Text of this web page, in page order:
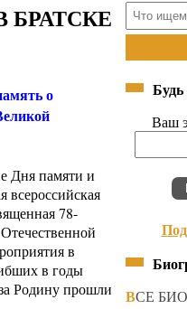
о
Дня памяти и
всероссийская
78-
в
в годы
Родину прошли
Будь
Ваш
ВСЕ